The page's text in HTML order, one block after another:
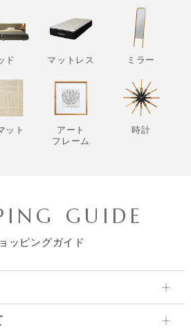
ド マットレス ミラー
ット
アート
フレーム
時計
GUIDE
ッピングガイド